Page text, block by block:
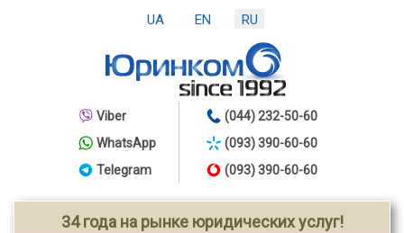
UA EN RU
Viber
WhatsApp
Telegram
(044) 232-50-60
(093) 390-60-60
(093) 390-60-60
34 года на рынке юридических услуг!